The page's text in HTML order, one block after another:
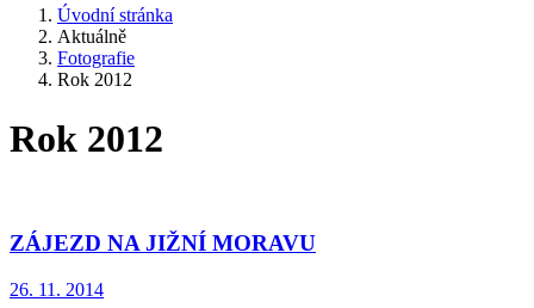
Úvodní stránka
Aktuálně
Fotografie
Rok 2012
Rok 2012
ZÁJEZD NA JIŽNÍ MORAVU
26. 11. 2014